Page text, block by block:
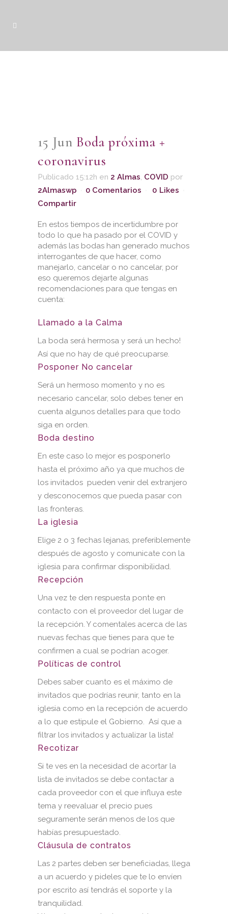
15 Jun Boda próxima +
coronavirus
Publicado 15:12h en 2 Almas, COVID por
2Almaswp
0 Comentarios 0 Likes
Compartir
En estos tiempos de incertidumbre por
todo lo que ha pasado por el COVID y
además las bodas han generado muchos
interrogantes de que hacer, como
manejarlo, cancelar o no cancelar, por
eso queremos dejarte algunas
recomendaciones para que tengas en
cuenta:
Llamado a la Calma
La boda será hermosa y será un hecho!
Así que no hay de qué preocuparse.
Posponer No cancelar
Será un hermoso momento y no es
necesario cancelar, solo debes tener en
cuenta algunos detalles para que todo
siga en orden.
Boda destino
En este caso lo mejor es posponerlo
hasta el próximo año ya que muchos de
los invitados pueden venir del extranjero
y desconocemos que pueda pasar con
las fronteras.
La iglesia
Elige 2 o 3 fechas lejanas, preferiblemente
después de agosto y comunicate con la
iglesia para confirmar disponibilidad.
Recepción
Una vez te den respuesta ponte en
contacto con el proveedor del lugar de
la recepción. Y comentales acerca de las
nuevas fechas que tienes para que te
confirmen a cual se podrían acoger.
Políticas de control
Debes saber cuanto es el máximo de
invitados que podrías reunir, tanto en la
iglesia como en la recepción de acuerdo
a lo que estipule el Gobierno. Así que a
filtrar los invitados y actualizar la lista!
Recotizar
Si te ves en la necesidad de acortar la
lista de invitados se debe contactar a
cada proveedor con el que influya este
tema y reevaluar el precio pues
seguramente serán menos de los que
habías presupuestado.
Cláusula de contratos
Las 2 partes deben ser beneficiadas, llega
a un acuerdo y pideles que te lo envíen
por escrito así tendrás el soporte y la
tranquilidad.